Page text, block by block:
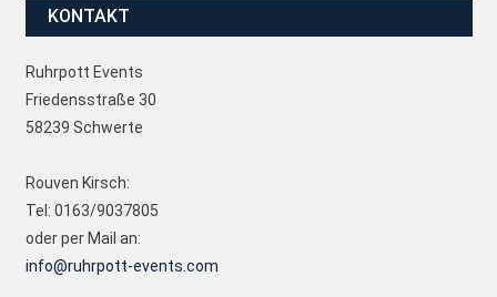
KONTAKT
Ruhrpott Events
Friedensstraße 30
58239 Schwerte
Rouven Kirsch:
Tel: 0163/9037805
oder per Mail an:
info@ruhrpott-events.com